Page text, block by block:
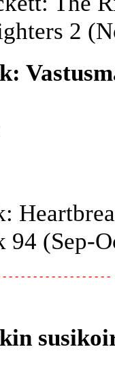
2
94 (Sep-
- - - - - - - - - - - - - - - - -